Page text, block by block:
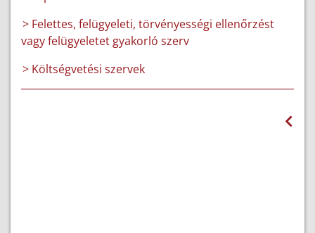
> Felettes, felügyeleti, törvényességi ellenőrzést
vagy felügyeletet gyakorló szerv
> Költségvetési szervek